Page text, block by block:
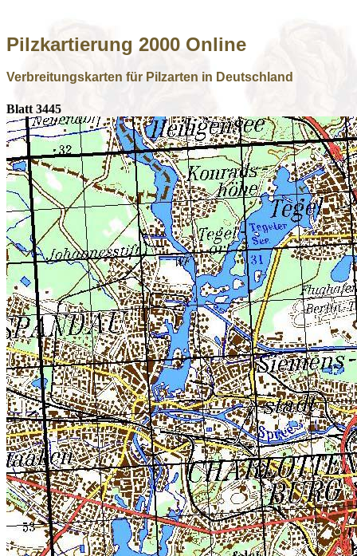
Pilzkartierung 2000 Online
Verbreitungskarten für Pilzarten in Deutschland
Blatt 3445